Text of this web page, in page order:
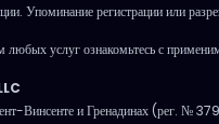
Упоминание регистрации или
любых услуг ознакомьтесь с
Винсенте и Гренадинах (рег.